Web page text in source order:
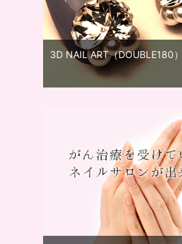
3D NAIL ART（DOUBLE180）